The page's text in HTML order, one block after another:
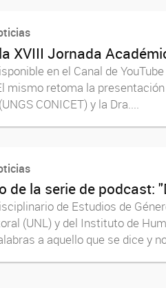
XVIII Jornada
en el Canal de
mismo retoma la
CONICET) y la Dra....
de la serie de podcast:
de Estudios de
(UNL) y del Instituto de
a aquello que se dice y